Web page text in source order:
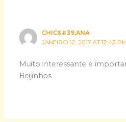
CHIC&#39;ANA
JANEIRO 12, 2017 AT 12:43 PM
Muito interessante e
Beijinhos